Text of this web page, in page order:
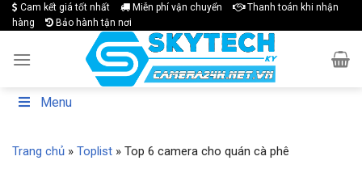
Skip
to
Cam kết giá tốt nhất Miễn phí vận chuyển
Thanh toán khi nhận
hàng
Bảo hành tận nơi
Menu
Trang chủ » Toplist » Top 6 camera cho quán cà phê